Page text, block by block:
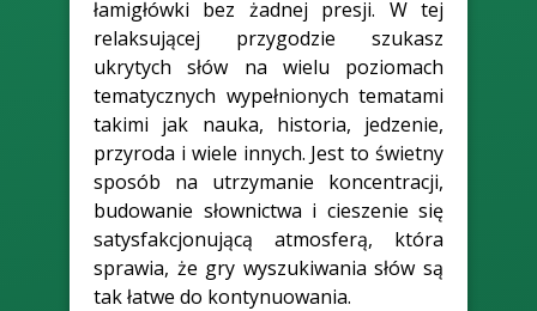
łamigłówki bez żadnej presji. W tej
relaksującej przygodzie szukasz
ukrytych słów na wielu poziomach
tematycznych wypełnionych tematami
takimi jak nauka, historia, jedzenie,
przyroda i wiele innych. Jest to świetny
sposób na utrzymanie koncentracji,
budowanie słownictwa i cieszenie się
satysfakcjonującą atmosferą, która
sprawia, że gry wyszukiwania słów są
tak łatwe do kontynuowania.